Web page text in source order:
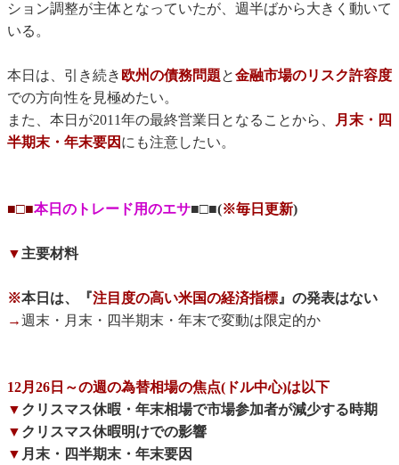
ション調整が主体となっていたが、週半ばから大きく動いて
いる。
本日は、引き続き 欧州の債務問題と金融市場のリスク許容度
での方向性を見極めたい。
また、本日が2011年の最終営業日となることから、
月末・四
半期末・年末要因 にも注意したい。
■□■本日のトレード用のエサ■□■(※毎日更新)
▼主要材料
※本日は、『注目度の高い米国の経済指標』の発表はない
→週末・月末・四半期末・年末で変動は限定的か
12月26日～の週の為替相場の焦点(ドル中心)は以下
▼ クリスマス休暇・年末相場で市場参加者が減少する時期
▼ クリスマス休暇明けでの影響
▼ 月末・四半期末・年末要因